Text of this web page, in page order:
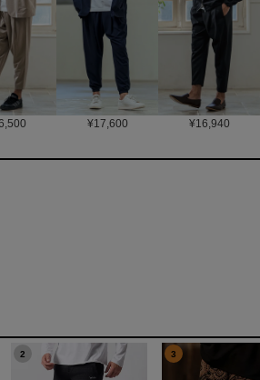
¥17,600 ¥16,940
2 3